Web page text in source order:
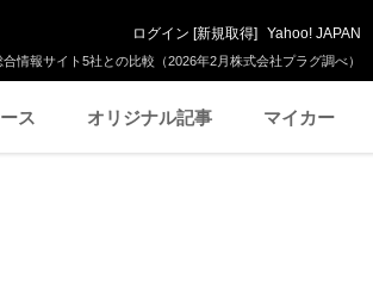
情報サイト5社との比較（2026年2月株式会社プラグ調べ）
ログイン [新規取得] Yahoo! JAPAN
ス オリジナル記事 マイカー